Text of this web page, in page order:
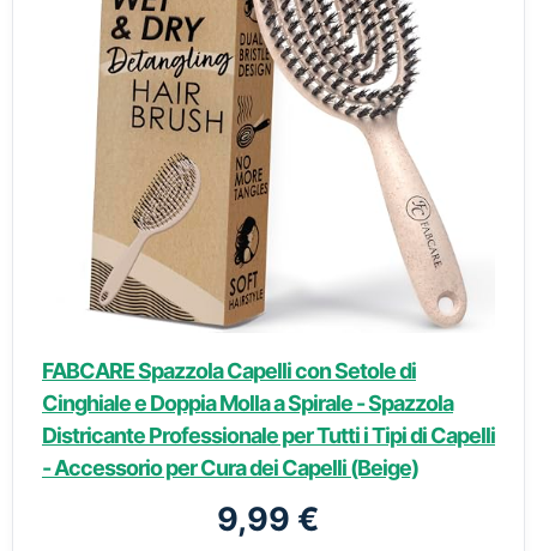
FABCARE Spazzola Capelli con Setole di
Cinghiale e Doppia Molla a Spirale - Spazzola
Districante Professionale per Tutti i Tipi di Capelli
- Accessorio per Cura dei Capelli (Beige)
9,99 €